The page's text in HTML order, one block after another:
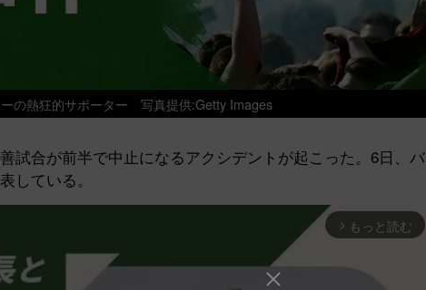
の熱狂的サポーター 写真提供:Getty Images
試合が前半で中止になるアクシデントが起こった。6日、バ
している。
arrow_forward_ios もっと読む